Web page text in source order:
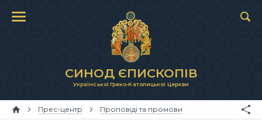
СИНОД ЄПИСКОПІВ
Української Греко-Католицької Церкви
Прес-центр Проповіді та промови